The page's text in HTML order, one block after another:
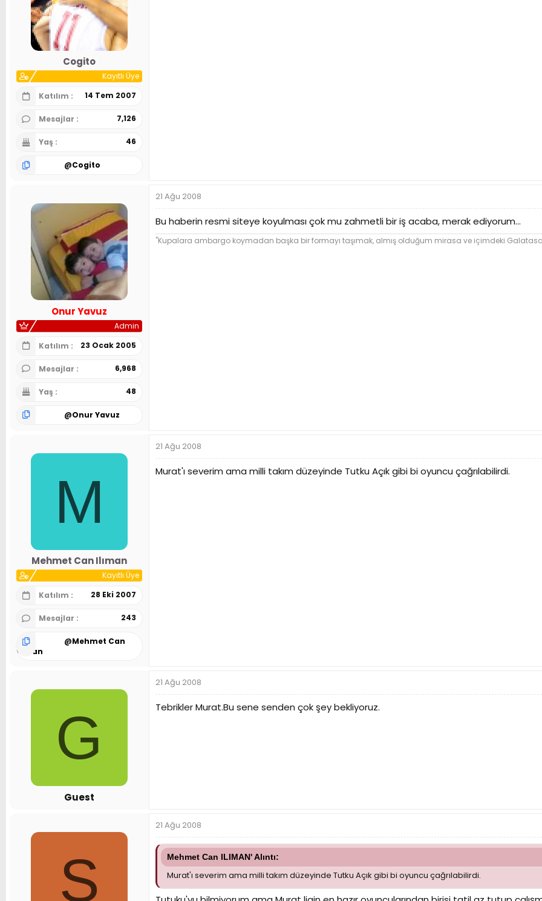
Cogito
Kayıtlı Üye
Katılım
14 Tem 2007
Mesajlar 7,126
Yaş 46
@Cogito
Onur Yavuz
Admin
Katılım
23 Ocak 2005
Mesajlar 6,968
Yaş 48
@Onur Yavuz
21 Ağu 2008
Bu haberin resmi siteye koyulması çok mu zahmetli bir iş acaba, merak ediyorum...
"Kupalara ambargo koymadan başka bir formayı taşımak, almış olduğum mirasa ve içimdeki
M
Mehmet Can Ilıman
Kayıtlı Üye
Katılım
28 Eki 2007
Mesajlar 243
@Mehmet Can
Ilıman
21 Ağu 2008
Murat'ı severim ama milli takım düzeyinde Tutku Açık gibi bi oyuncu çağrılabilirdi.
G
Guest
21 Ağu 2008
Tebrikler Murat.Bu sene senden çok şey bekliyoruz.
S
21 Ağu 2008
Mehmet Can ILIMAN' Alıntı:
Murat'ı severim ama milli takım düzeyinde Tutku Açık gibi bi oyuncu çağrılabilirdi.